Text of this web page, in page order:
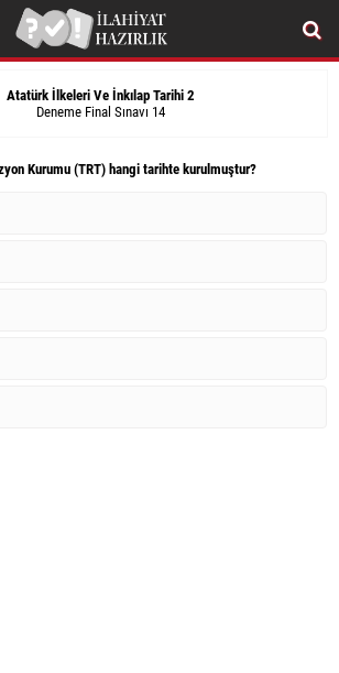
Atatürk İlkeleri Ve İnkılap Tarihi 2
Deneme Final Sınavı 14
Kurumu (TRT) hangi tarihte kurulmuştur?